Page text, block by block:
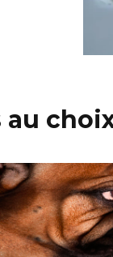
au